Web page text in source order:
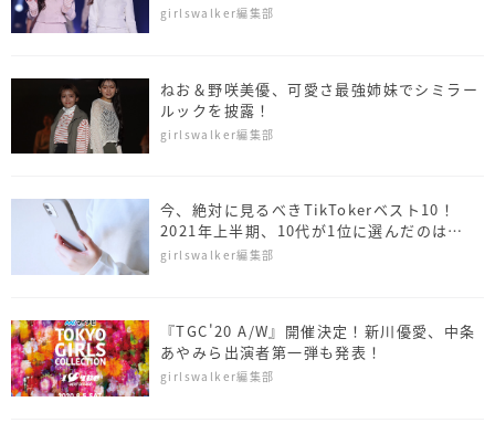
girlswalker編集部
ねお＆野咲美優、可愛さ最強姉妹でシミラー
ルックを披露！
girlswalker編集部
今、絶対に見るべきTikTokerベスト10！
2021年上半期、10代が1位に選んだのは…
girlswalker編集部
『TGC'20 A/W』開催決定！新川優愛、中条
あやみら出演者第一弾も発表！
girlswalker編集部